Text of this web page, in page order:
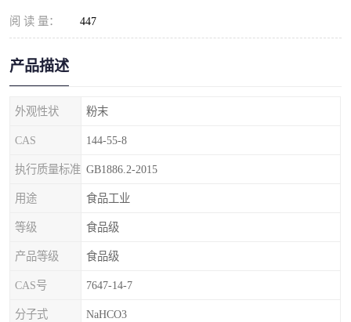
阅 读 量： 447
产品描述
外观性状 粉末
CAS 144-55-8
执行质量标准 GB1886.2-2015
用途 食品工业
等级 食品级
产品等级 食品级
CAS号 7647-14-7
分子式 NaHCO3